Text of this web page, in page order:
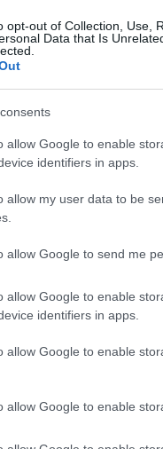
opt-out of Collection, Use,
Data that Is
allow Google to enable
identifiers in apps.
allow my user data to be
allow Google to send me
allow Google to enable
identifiers in apps.
allow Google to enable
allow Google to enable
piramisszerűen épül
millió támogatást
akadémiák száma
mint a profi
forint, a saját
is lehetek